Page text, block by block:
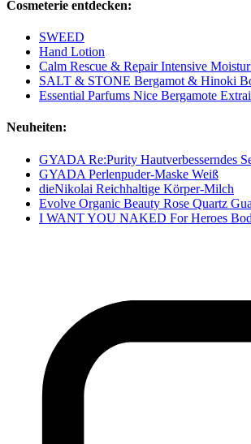
Cosmeterie entdecken:
SWEED
Hand Lotion
Calm Rescue & Repair Intensive
SALT & STONE Bergamot & Hinoki
Essential Parfums Nice Bergamote
Neuheiten:
GYADA Re:Purity Hautverbesserndes
GYADA Perlenpuder-Maske Weiß
dieNikolai Reichhaltige Körper-Milch
Evolve Organic Beauty Rose Quartz
I WANT YOU NAKED For Heroes